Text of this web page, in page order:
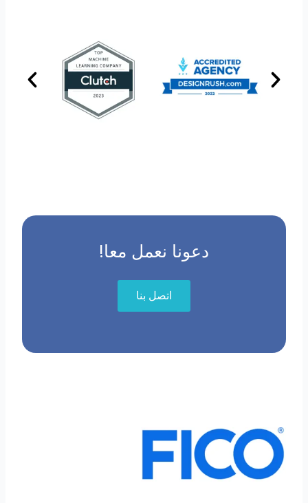
دعونا نعمل معا!
اتصل بنا